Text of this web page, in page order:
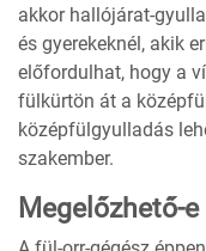
akkor hallójárat-
és gyerekeknél, akik
előfordulhat, hogy a
fülkürtön át a
középfülgyulladás
szakember.
Megelőzhető-